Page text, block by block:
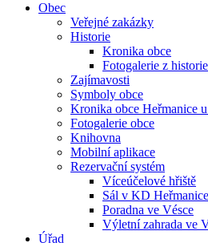
Obec
Veřejné zakázky
Historie
Kronika obce
Fotogalerie z
Zajímavosti
Symboly obce
Kronika obce Heřmanice
Fotogalerie obce
Knihovna
Mobilní aplikace
Rezervační systém
Víceúčelové hřiště
Sál v KD Heřmanice
Poradna ve Vésce
Výletní zahrada ve
Úřad